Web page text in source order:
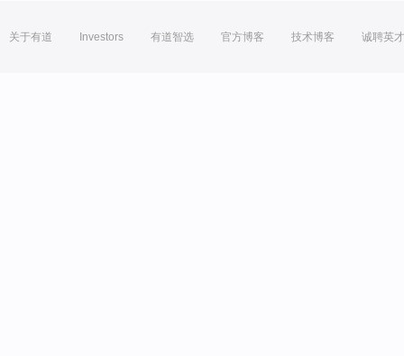
关于有道 Investors 有道智选 官方博客 技术博客 诚聘英才